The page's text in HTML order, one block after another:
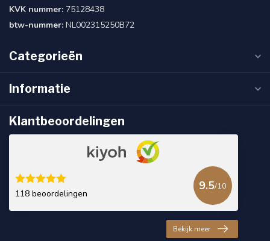
KVK nummer: 75128438
btw-nummer: NL002315250B72
Categorieën
Informatie
Klantbeoordelingen
118 beoordelingen
9.5/10
Bekijk meer